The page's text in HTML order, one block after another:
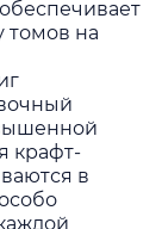
томов на
крафт-
в